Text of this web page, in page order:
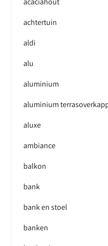
achtertuin
aldi
alu
aluminium
aluminium
aluxe
ambiance
balkon
bank
bank en stoel
banken